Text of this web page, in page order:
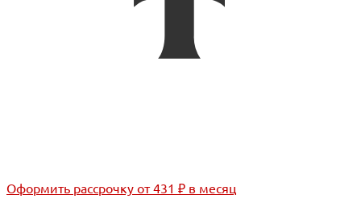
Оформить рассрочку от 431 ₽ в месяц